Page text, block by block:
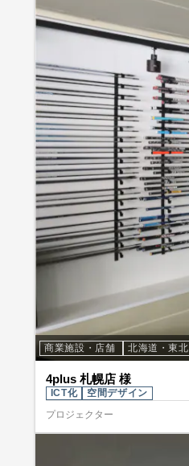
商業施設・店舗 北海道・東北
4plus 札幌店 様
ICT化
空間デザイン
プロジェクター